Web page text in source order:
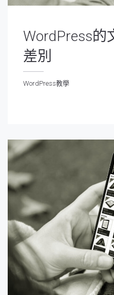
WordPress的
差別
WordPress教學